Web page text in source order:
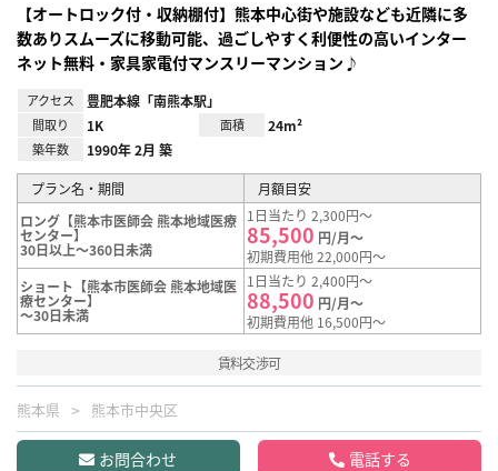
【オートロック付・収納棚付】熊本中心街や施設なども近隣に多
数ありスムーズに移動可能、過ごしやすく利便性の高いインター
ネット無料・家具家電付マンスリーマンション♪
アクセス 豊肥本線「南熊本駅」
間取り 1K 面積 24m²
築年数 1990年 2月 築
プラン名・期間
月額目安
ロング【熊本市医師会 熊本地域医療
センター】
30日以上～360日未満
1日当たり 2,300円～
85,500 円/月～
初期費用他 22,000円～
ショート【熊本市医師会 熊本地域医
療センター】
～30日未満
1日当たり 2,400円～
88,500 円/月～
初期費用他 16,500円～
賃料交渉可
熊本県 熊本市中央区
お問合わせ 電話する